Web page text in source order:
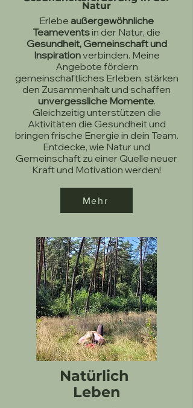
Natur
Erlebe außergewöhnliche
Teameventsin der Natur, die
Gesundheit, Gemeinschaft und
Inspirationverbinden. Meine
Angebote fördern
gemeinschaftliches Erleben, stärken
den Zusammenhalt und schaffen
unvergessliche Momente.
Gleichzeitig unterstützen die
Aktivitäten die Gesundheit und
bringen frische Energie in dein Team.
Entdecke, wie Natur und
Gemeinschaft zu einer Quelle neuer
Kraft und Motivation werden!
Mehr
Natürlich
Leben